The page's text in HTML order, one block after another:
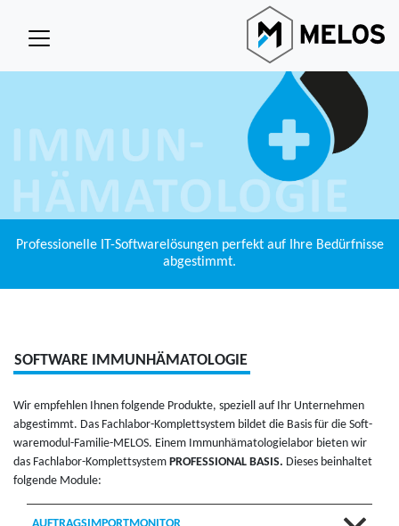
Professionelle IT-Softwarelösungen perfekt auf Ihre Bedürfnisse
abgestimmt.
SOFTWARE IMMUNHÄMATOLOGIE
Wir empfehlen Ihnen fol­gende Pro­dukte, speziell auf Ihr Un­ternehmen
abges­timmt. Das Fach­la­bor-Kom­plettsys­tem bildet die Basis für die Soft­
ware­modul-Fam­i­lie-MELOS. Einem Im­munhäma­tolo­giela­bor bi­eten wir
das Fach­la­bor-Kom­plettsys­tem PRO­FES­SIONAL BASIS. Dieses bein­hal­tet
fol­gende Mod­ule: